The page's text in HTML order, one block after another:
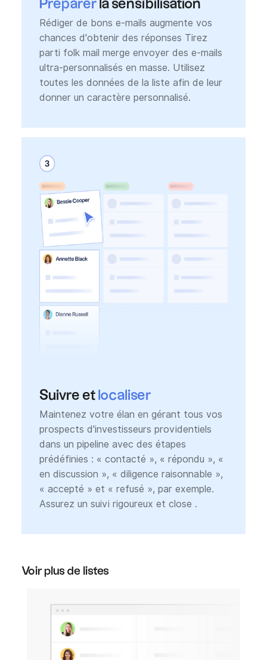
Préparerla sensibilisation
Rédiger de bons e-mails augmente vos
chances d'obtenir des réponses Tirez
parti folk mail merge envoyer des e-mails
ultra-personnalisés en masse. Utilisez
toutes les données de la liste afin de leur
donner un caractère personnalisé.
Suivre et localiser
Maintenez votre élan en gérant tous vos
prospects d'investisseurs providentiels
dans un pipeline avec des étapes
prédéfinies : « contacté », « répondu », «
en discussion », « diligence raisonnable »,
« accepté » et « refusé », par exemple.
Assurez un suivi rigoureux et close .
Voir plus de listes